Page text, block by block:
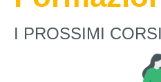
I PROSSIMI CORSI